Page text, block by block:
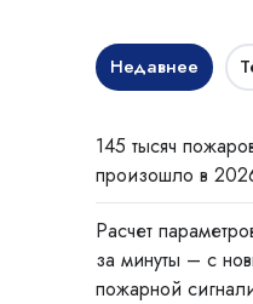
Недавнее
145 тысяч
произошло в
Расчет
за минуты – с
пожарной